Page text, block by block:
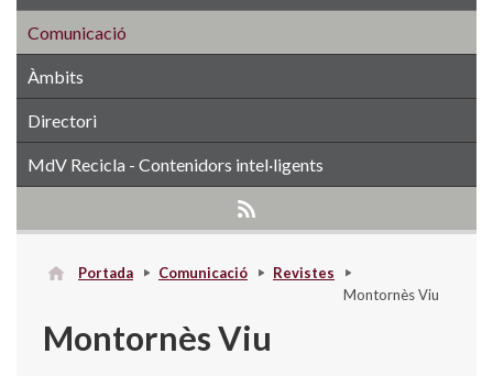
Comunicació
Àmbits
Directori
MdV Recicla - Contenidors intel·ligents
Portada Comunicació
Revistes
Montornès Viu
Montornès Viu